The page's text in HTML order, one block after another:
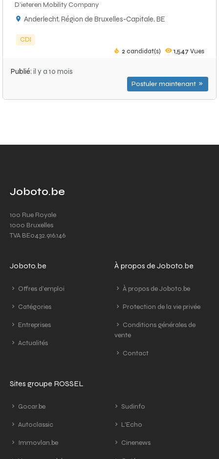
D'ieteren Mobility Company
Anderlecht, Région de Bruxelles-Capitale, BE
CDI
2 candidat(s) 1,547 Vues
Publié: il y a 10 mois
Postuler maintenant
Joboto.be
100 Rue Royale
1000 Bruxelles
TVA BE0432.916.146
Joboto.be
Offres d'emploi
Catégories
Entreprises
Actualités
À propos de Joboto.be
À propos de Joboto.be
Protection de la vie privée
Conditions générales de
vente
Contact
Sites groupe ROSSEL
Gocar.be
Autoclassic
Immovlan.be
Sudinfo
L'Echo
Cinenews